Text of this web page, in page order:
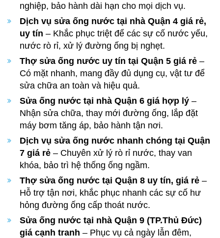
nghiệp, bảo hành dài hạn cho mọi dịch vụ.
Dịch vụ sửa ống nước tại nhà Quận 4 giá rẻ,
uy tín – Khắc phục triệt để các sự cố nước yếu,
nước rò rỉ, xử lý đường ống bị nghẹt.
Thợ sửa ống nước uy tín tại Quận 5 giá rẻ –
Có mặt nhanh, mang đầy đủ dụng cụ, vật tư để
sửa chữa an toàn và hiệu quả.
Sửa ống nước tại nhà Quận 6 giá hợp lý –
Nhận sửa chữa, thay mới đường ống, lắp đặt
máy bơm tăng áp, bảo hành tận nơi.
Dịch vụ sửa ống nước nhanh chóng tại Quận
7 giá rẻ – Chuyên xử lý rò rỉ nước, thay van
khóa, bảo trì hệ thống ống ngầm.
Thợ sửa ống nước tại Quận 8 uy tín, giá rẻ –
Hỗ trợ tận nơi, khắc phục nhanh các sự cố hư
hỏng đường ống cấp thoát nước.
Sửa ống nước tại nhà Quận 9 (TP.Thủ Đức)
giá cạnh tranh – Phục vụ cả ngày lẫn đêm,